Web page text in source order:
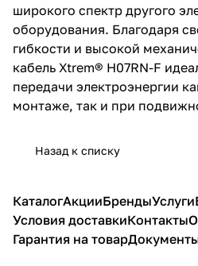
широкого спектр другого
оборудования. Благодаря
гибкости и высокой
кабель Xtrem® H07RN-F
передачи электроэнергии
монтаже, так и при
Назад к списку
КаталогАкцииБрендыУслуги
Условия доставкиКонтакты
Гарантия на товар